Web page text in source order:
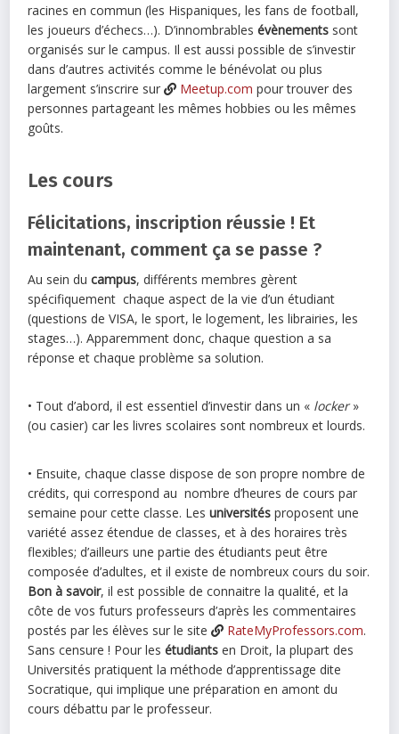
racines en commun (les Hispaniques, les fans de football,
les joueurs d’échecs…). D’innombrablesévènements sont
organisés sur le campus. Il est aussi possible de s’investir
dans d’autres activités comme le bénévolat ou plus
largement s’inscrire sur
Meetup.com pour trouver des
personnes partageant les mêmes hobbies ou les mêmes
goûts.
Les cours
Félicitations, inscription réussie ! Et
maintenant, comment ça se passe ?
Au sein ducampus, différents membres gèrent
spécifiquement chaque aspect de la vie d’un étudiant
(questions de VISA, le sport, le logement, les librairies, les
stages…). Apparemment donc, chaque question a sa
réponse et chaque problème sa solution.
• Tout d’abord, il est essentiel d’investir dans un « locker»
(ou casier) car les livres scolaires sont nombreux et lourds.
• Ensuite, chaque classe dispose de son propre nombre de
crédits, qui correspond au nombre d’heures de cours par
semaine pour cette classe. Lesuniversités proposent une
variété assez étendue de classes, et à des horaires très
flexibles; d’ailleurs une partie des étudiants peut être
composée d’adultes, et il existe de nombreux cours du soir.
Bon à savoir, il est possible de connaitre la qualité, et la
côte de vos futurs professeurs d’après les commentaires
postés par les élèves sur le site
RateMyProfessors.com.
Sans censure ! Pour lesétudiants en Droit, la plupart des
Universités pratiquent la méthode d’apprentissage dite
Socratique, qui implique une préparation en amont du
cours débattu par le professeur.